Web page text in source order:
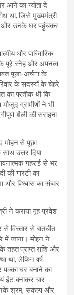
आने का न्योता दे
था, जिसे मुख्यमंत्री
और उनके घर पहुंचकर
और पारिवारिक
के पूरे स्नेह और अपनत्व
पूजा-अर्चना के
के सदस्यों के चेहरे
का प्रतीक थी कि
ग्रामीणों ने भी
शैली की सराहना
मोहन से पूछा
उत्तर दिया
गहराई से भर
की गारंटी का
और विश्वास का संचार
विस्तार से बातचीत
में जाना। मोहन ने
तहत प्राप्त राशि और
था, लेकिन वर्ष
घर बनाने का
ईंट बनाकर चार
श्रम, संकल्प और